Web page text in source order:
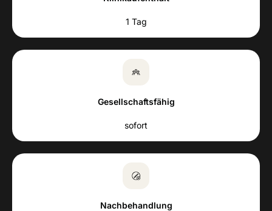
1 Tag
Gesellschaftsfähig
sofort
Nachbehandlung